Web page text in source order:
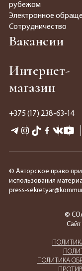
ПОЛИТИКА
рубежом
Электронное
Сотрудничество
Вакансии
Интернет-
магазин
+375 (17) 238-63-14
© Авторское право
использования
press-
©
Сайт